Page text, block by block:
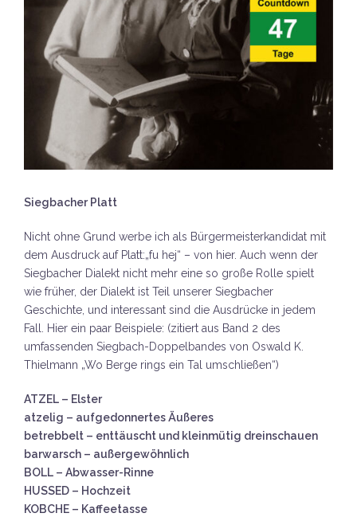
Siegbacher Platt
Nicht ohne Grund werbe ich als Bürgermeisterkandidat mit
dem Ausdruck auf Platt:„fu hej“ – von hier. Auch wenn der
Siegbacher Dialekt nicht mehr eine so große Rolle spielt
wie früher, der Dialekt ist Teil unserer Siegbacher
Geschichte, und interessant sind die Ausdrücke in jedem
Fall. Hier ein paar Beispiele: (zitiert aus Band 2 des
umfassenden Siegbach-Doppelbandes von Oswald K.
Thielmann „Wo Berge rings ein Tal umschließen“)
ATZEL – Elster
atzelig – aufgedonnertes Äußeres
betrebbelt – enttäuscht und kleinmütig dreinschauen
barwarsch – außergewöhnlich
BOLL – Abwasser-Rinne
HUSSED – Hochzeit
KOBCHE – Kaffeetasse